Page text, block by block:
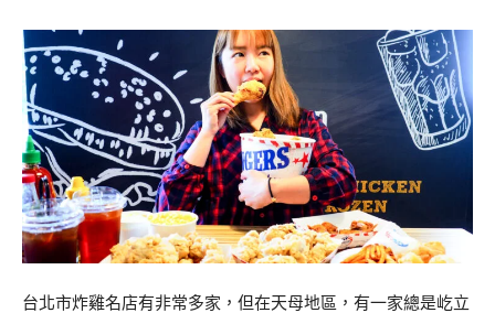
台北市炸雞名店有非常多家，但在天母地區，有一家總是屹立